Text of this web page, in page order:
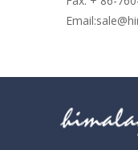
Email: